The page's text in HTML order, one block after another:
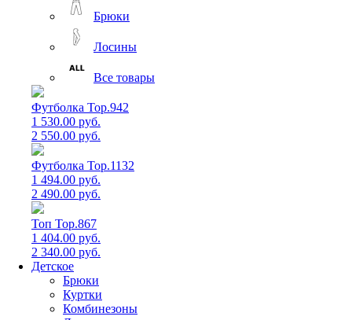
Брюки
Лосины
Все товары
Футболка Top.942
1 530.00 руб.
2 550.00 руб.
Футболка Top.1132
1 494.00 руб.
2 490.00 руб.
Топ Top.867
1 404.00 руб.
2 340.00 руб.
Детское
Брюки
Куртки
Комбинезоны